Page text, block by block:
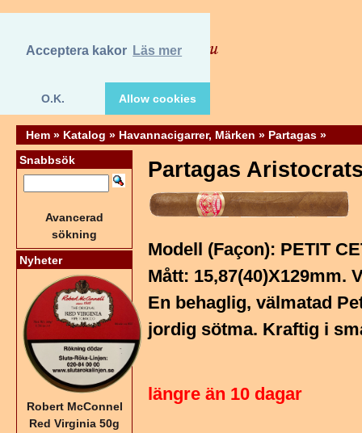
Acceptera kakor Läs mer
O.K. Allow cookies
Hem » Katalog » Havannacigarrer, Märken » Partagas »
Partagas
Modell (Façon): PETIT
Mått: 15,87(40)X129mm.
En behaglig, välmatad
jordig sötma. Kraftig i
längre än 10 dagar
Snabbsök
Avancerad
sökning
Nyheter
Robert McConnel
Red Virginia 50g